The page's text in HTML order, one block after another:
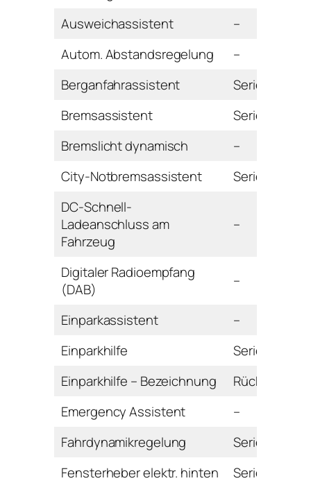
Ausweichassistent
–
Autom. Abstandsregelung
–
Berganfahrassistent
Serie
Bremsassistent
Serie
Bremslicht dynamisch
–
City-Notbremsassistent
Serie
DC-Schnell-
Ladeanschluss am
Fahrzeug
–
Digitaler Radioempfang
(DAB)
–
Einparkassistent
–
Einparkhilfe
Serie
Einparkhilfe – Bezeichnung
Emergency Assistent
–
Fahrdynamikregelung
Serie
Fensterheber elektr. hinten
Serie